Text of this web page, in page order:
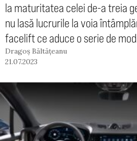
la maturitatea celei de-a treia
nu lasă lucrurile la voia
facelift ce aduce o serie de
Dragoș Băltățeanu
21.07.2023